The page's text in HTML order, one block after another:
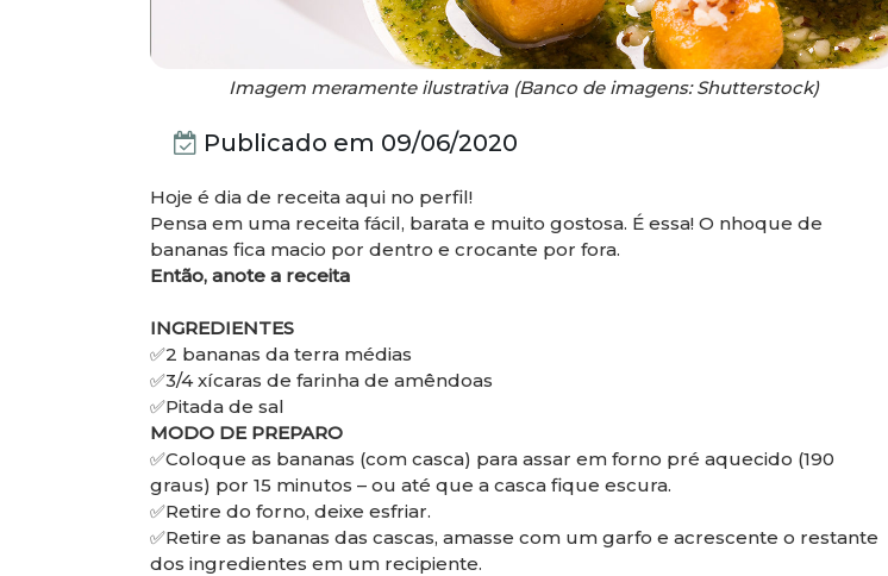
Imagem meramente ilustrativa (Banco de imagens: Shutterstock)
Publicado em 09/06/2020
Hoje é dia de receita aqui no perfil!
Pensa em uma receita fácil, barata e muito gostosa. É essa! O nhoque de
bananas fica macio por dentro e crocante por fora.
Então, anote a receita
INGREDIENTES
✅2 bananas da terra médias
✅3/4 xícaras de farinha de amêndoas
✅Pitada de sal
MODO DE PREPARO
✅Coloque as bananas (com casca) para assar em forno pré aquecido (190
graus) por 15 minutos – ou até que a casca fique escura.
✅Retire do forno, deixe esfriar.
✅Retire as bananas das cascas, amasse com um garfo e acrescente o restante
dos ingredientes em um recipiente.